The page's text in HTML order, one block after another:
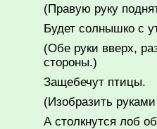
(Правую руку
Будет солнышко с
(Обе руки вверх,
стороны.)
Защебечут птицы.
(Изобразить
А столкнутся лоб